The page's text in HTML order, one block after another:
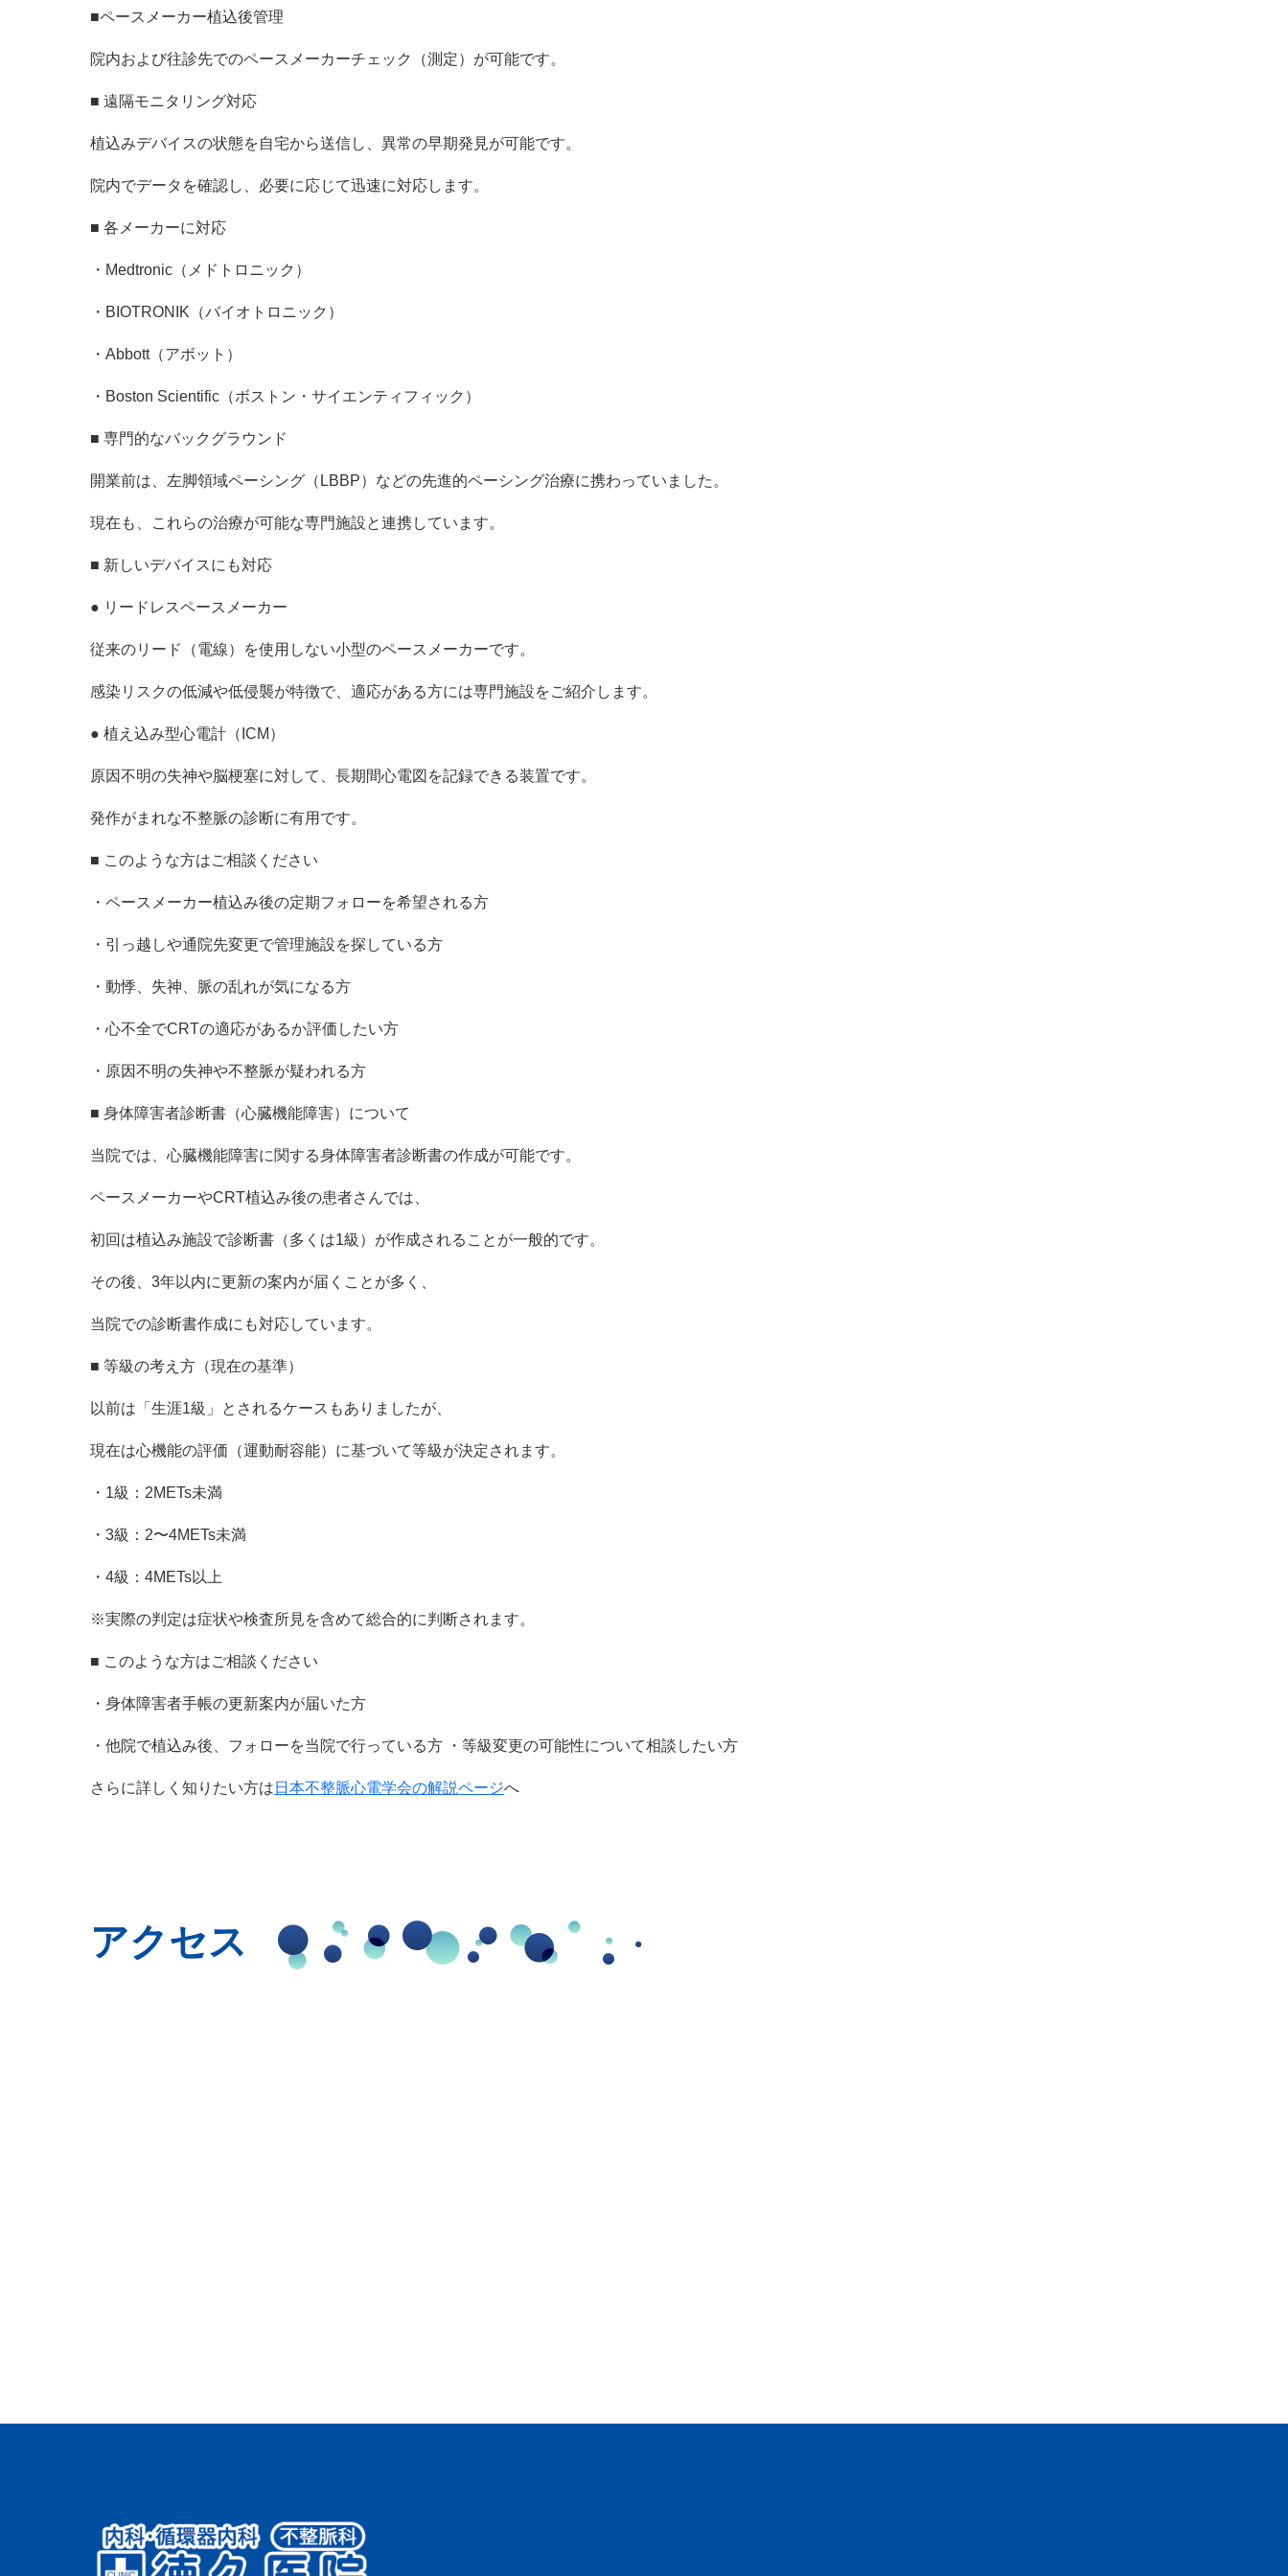
■ペースメーカー植込後管理
院内および往診先でのペースメーカーチェック（測定）が可能です。
■ 遠隔モニタリング対応
植込みデバイスの状態を自宅から送信し、異常の早期発見が可能です。
院内でデータを確認し、必要に応じて迅速に対応します。
■ 各メーカーに対応
・Medtronic（メドトロニック）
・BIOTRONIK（バイオトロニック）
・Abbott（アボット）
・Boston Scientific（ボストン・サイエンティフィック）
■ 専門的なバックグラウンド
開業前は、左脚領域ペーシング（LBBP）などの先進的ペーシング治療に携わっていました。
現在も、これらの治療が可能な専門施設と連携しています。
■ 新しいデバイスにも対応
● リードレスペースメーカー
従来のリード（電線）を使用しない小型のペースメーカーです。
感染リスクの低減や低侵襲が特徴で、適応がある方には専門施設をご紹介します。
● 植え込み型心電計（ICM）
原因不明の失神や脳梗塞に対して、長期間心電図を記録できる装置です。
発作がまれな不整脈の診断に有用です。
■ このような方はご相談ください
・ペースメーカー植込み後の定期フォローを希望される方
・引っ越しや通院先変更で管理施設を探している方
・動悸、失神、脈の乱れが気になる方
・心不全でCRTの適応があるか評価したい方
・原因不明の失神や不整脈が疑われる方
■ 身体障害者診断書（心臓機能障害）について
当院では、心臓機能障害に関する身体障害者診断書の作成が可能です。
ペースメーカーやCRT植込み後の患者さんでは、
初回は植込み施設で診断書（多くは1級）が作成されることが一般的です。
その後、3年以内に更新の案内が届くことが多く、
当院での診断書作成にも対応しています。
■ 等級の考え方（現在の基準）
以前は「生涯1級」とされるケースもありましたが、
現在は心機能の評価（運動耐容能）に基づいて等級が決定されます。
・1級：2METs未満
・3級：2〜4METs未満
・4級：4METs以上
※実際の判定は症状や検査所見を含めて総合的に判断されます。
■ このような方はご相談ください
・身体障害者手帳の更新案内が届いた方
・他院で植込み後、フォローを当院で行っている方 ・等級変更の可能性について相談したい方
さらに詳しく知りたい方は 日本不整脈心電学会の解説ページへ
アクセス